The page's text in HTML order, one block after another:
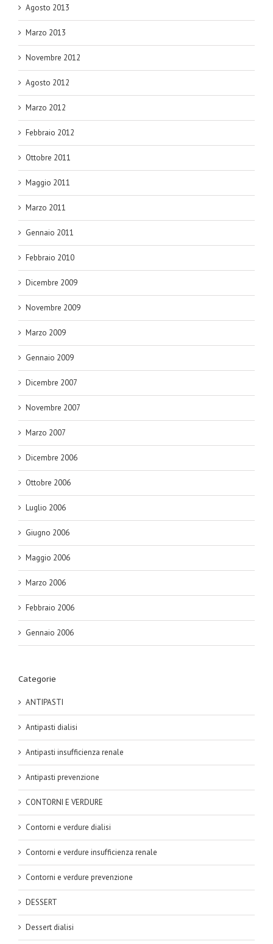
Agosto 2013
Marzo 2013
Novembre 2012
Agosto 2012
Marzo 2012
Febbraio 2012
Ottobre 2011
Maggio 2011
Marzo 2011
Gennaio 2011
Febbraio 2010
Dicembre 2009
Novembre 2009
Marzo 2009
Gennaio 2009
Dicembre 2007
Novembre 2007
Marzo 2007
Dicembre 2006
Ottobre 2006
Luglio 2006
Giugno 2006
Maggio 2006
Marzo 2006
Febbraio 2006
Gennaio 2006
Categorie
ANTIPASTI
Antipasti dialisi
Antipasti insufficienza renale
Antipasti prevenzione
CONTORNI E VERDURE
Contorni e verdure dialisi
Contorni e verdure insufficienza renale
Contorni e verdure prevenzione
DESSERT
Dessert dialisi